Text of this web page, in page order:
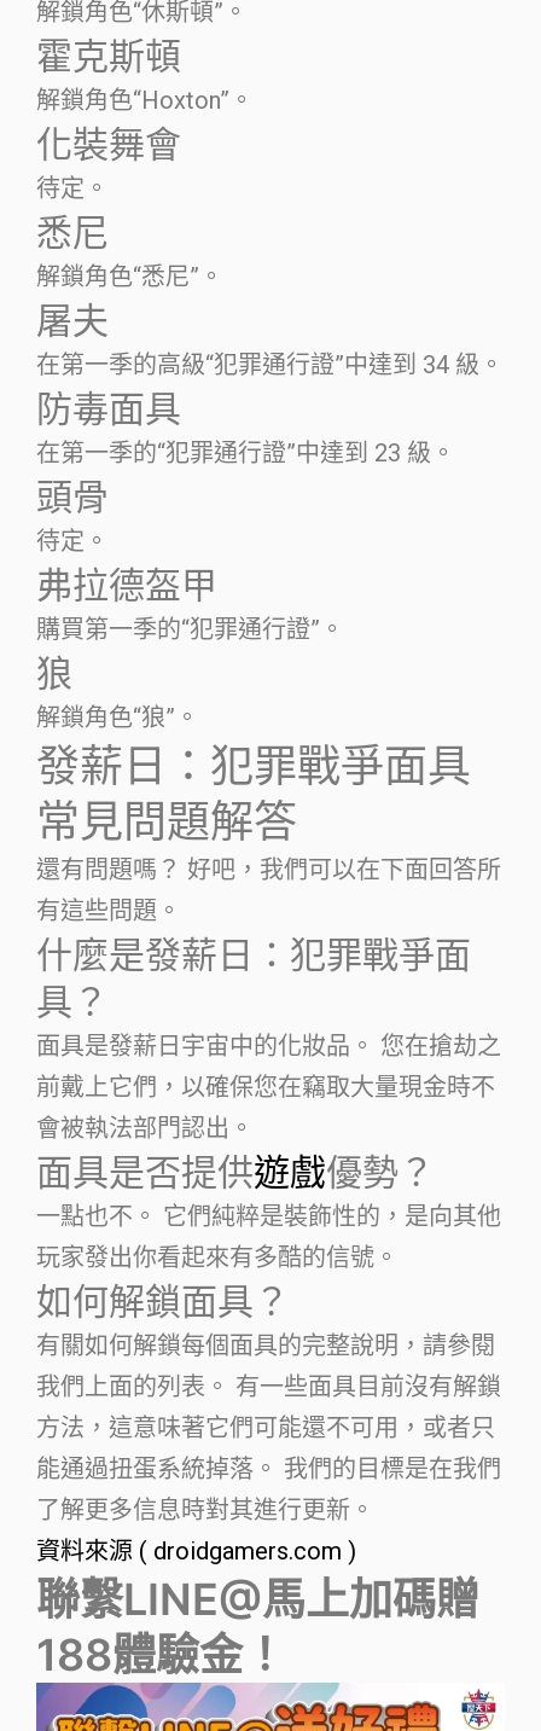
解鎖角色“休斯頓”。
霍克斯頓
解鎖角色“Hoxton”。
化裝舞會
待定。
悉尼
解鎖角色“悉尼”。
屠夫
在第一季的高級“犯罪通行證”中達到 34 級。
防毒面具
在第一季的“犯罪通行證”中達到 23 級。
頭骨
待定。
弗拉德盔甲
購買第一季的“犯罪通行證”。
狼
解鎖角色“狼”。
發薪日：犯罪戰爭面具
常見問題解答
還有問題嗎？ 好吧，我們可以在下面回答所
有這些問題。
什麼是發薪日：犯罪戰爭面
具？
面具是發薪日宇宙中的化妝品。 您在搶劫之
前戴上它們，以確保您在竊取大量現金時不
會被執法部門認出。
面具是否提供遊戲優勢？
一點也不。 它們純粹是裝飾性的，是向其他
玩家發出你看起來有多酷的信號。
如何解鎖面具？
有關如何解鎖每個面具的完整說明，請參閱
我們上面的列表。 有一些面具目前沒有解鎖
方法，這意味著它們可能還不可用，或者只
能通過扭蛋系統掉落。 我們的目標是在我們
了解更多信息時對其進行更新。
資料來源 ( droidgamers.com )
聯繫LINE@馬上加碼贈
188體驗金！